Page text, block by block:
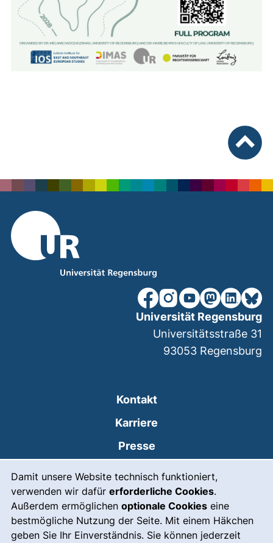
Damit unsere Website technisch funktioniert,
verwenden wir dafür erforderliche Cookies.
Außerdem ermöglichen optionale Cookies eine
bestmögliche Nutzung der Seite. Mit einem Häkchen
geben Sie Ihr Einverständnis. Sie können jederzeit
unsere Facebook-Seite
unsere Instagram-
unsere YouTube-
unsereunsere
Kontakt
Karriere
Presse
Leichte Sprache
Gebärdensprache
Notfall(externer Link, öffnet
Universität Regensburg
Universitätsstraße 31
93053 Regensburg